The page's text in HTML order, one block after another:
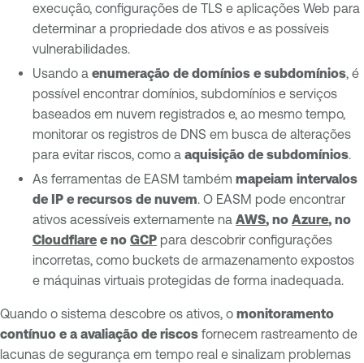
execução, configurações de TLS e aplicações Web para
determinar a propriedade dos ativos e as possíveis
vulnerabilidades.
Usando a enumeração de domínios e subdomínios, é
possível encontrar domínios, subdomínios e serviços
baseados em nuvem registrados e, ao mesmo tempo,
monitorar os registros de DNS em busca de alterações
para evitar riscos, como a aquisição de subdomínios.
As ferramentas de EASM também mapeiam intervalos
de IP e recursos de nuvem. O EASM pode encontrar
ativos acessíveis externamente na AWS, no Azure, no
Cloudflare e no GCP para descobrir configurações
incorretas, como buckets de armazenamento expostos
e máquinas virtuais protegidas de forma inadequada.
Quando o sistema descobre os ativos, o monitoramento
contínuo e a avaliação de riscos fornecem rastreamento de
lacunas de segurança em tempo real e sinalizam problemas